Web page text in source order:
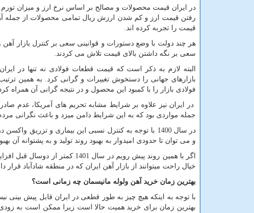
رفتن قیمت ارز و کم شدن ارزش ریال تمامی محصولات از جمله
قیمت را تجربه کرده اند.
هر چند دولت با وضع دستورات و قوانینی سعی بر کنترل بازار آهن
سعی بر نگه داشتن بالای قیمت تلاش می کردند.
البته لازم به ذکر است که قیمت قطعات فولادی نه تنها در
بازارهای جهانی را دستخوش تغییرات و گرانی کرد. به همین
فولادی بازار را با کمبود این محصول و در نتیجه گرانی آن همراه
در ایران نیز علاوه بر شرایط مشابه تحریم های آمریکا، عدم
جمله مواردی بود که به این شرایط دامن میزد و باعث نگرانی
در سال 1400 با توجه به کنترل نسبی این بیماری و
و می توان تا حدودی امیدوار به بهبود روند تولید و به پشتوانه
اگر با همین روند پیش رویم در
خیال راحت میتوانند از بازار آهن ایران که در منطقه شادآباد قرار
بهترین زمان خرید آهن ولوله مانیسمان چه زمانی است؟
با توجه به اینکه هیچ چیز به طور قطعی در ایران قابل پیش
بهترین زمان برای خرید همیت حالا است زیرا ممکن است به